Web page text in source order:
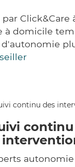
Click&Care
domicile